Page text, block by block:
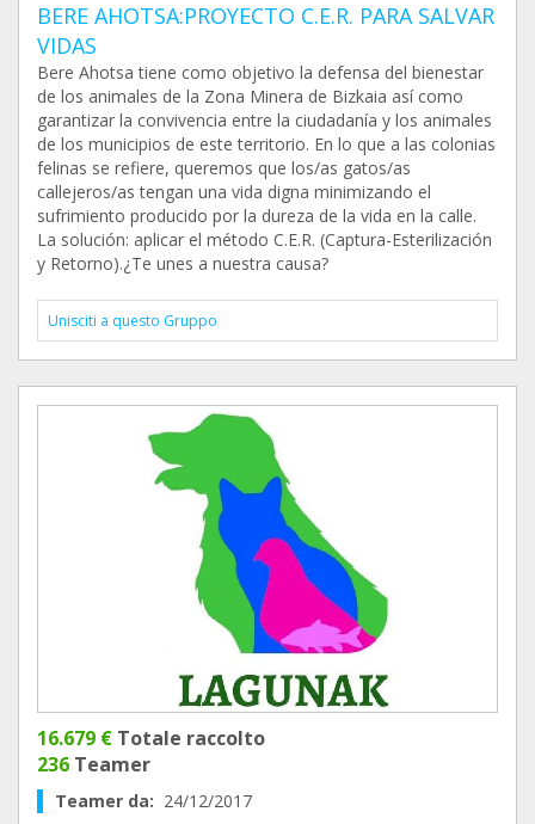
BERE AHOTSA:PROYECTO C.E.R. PARA SALVAR
VIDAS
Bere Ahotsa tiene como objetivo la defensa del bienestar
de los animales de la Zona Minera de Bizkaia así como
garantizar la convivencia entre la ciudadanía y los animales
de los municipios de este territorio. En lo que a las colonias
felinas se refiere, queremos que los/as gatos/as
callejeros/as tengan una vida digna minimizando el
sufrimiento producido por la dureza de la vida en la calle.
La solución: aplicar el método C.E.R. (Captura-Esterilización
y Retorno).¿Te unes a nuestra causa?
Unisciti a questo Gruppo
16.679 € Totale raccolto
236 Teamer
Teamer da: 24/12/2017